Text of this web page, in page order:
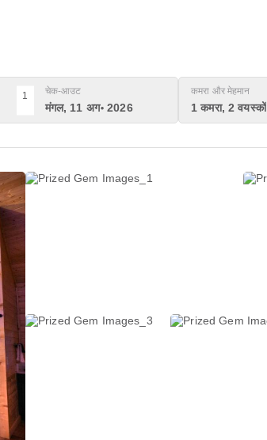
1 चेक-आउट
मंगल, 11 अग॰ 2026
कमरा और मेहमान
1 कमरा, 2 वयस्कों